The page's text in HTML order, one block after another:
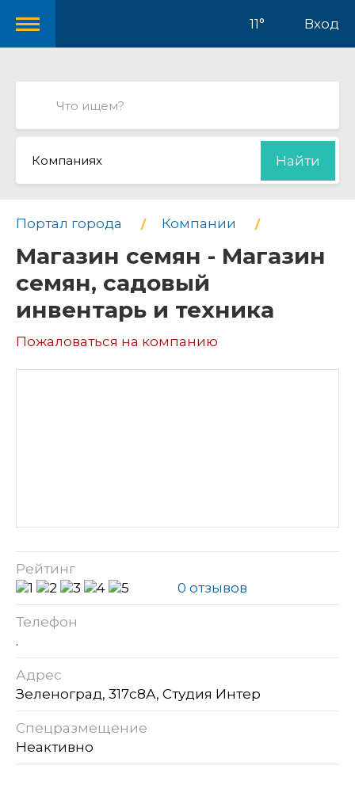
11° Вход
Компаниях Найти
Портал города Компании
Магазин семян - Магазин
семян, садовый
инвентарь и техника
Пожаловаться на компанию
Рейтинг
0 отзывов
Телефон
.
Адрес
Зеленоград, 317с8А, Студия Интер
Спецразмещение
Неактивно